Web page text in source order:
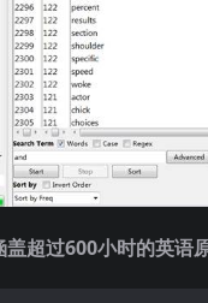
盖超过600小时的英语